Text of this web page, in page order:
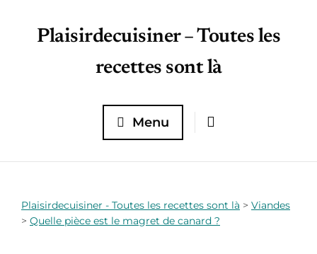
Plaisirdecuisiner – Toutes les
recettes sont là
Menu
Plaisirdecuisiner - Toutes les recettes sont là > Viandes
> Quelle pièce est le magret de canard ?